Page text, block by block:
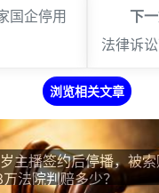
国企停用
下
法律诉
浏览相关文章
主播签约后停播，被
法院判赔多少？